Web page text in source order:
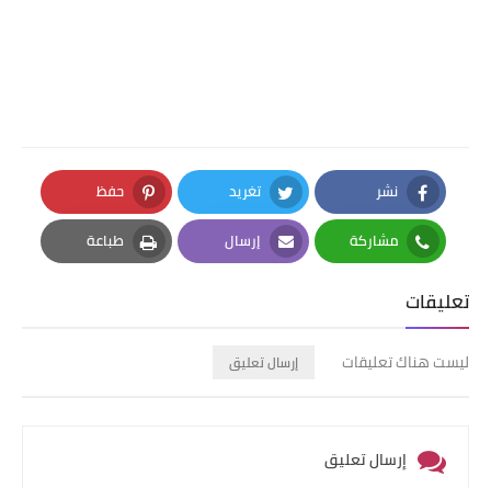
نشر
Facebook
تغريد
Twitter
حفظ
Pinterest
مشاركة
Whatsapp
إرسال
Email
طباعة
Print
تعليقات
ليست هناك تعليقات إرسال تعليق
إرسال تعليق